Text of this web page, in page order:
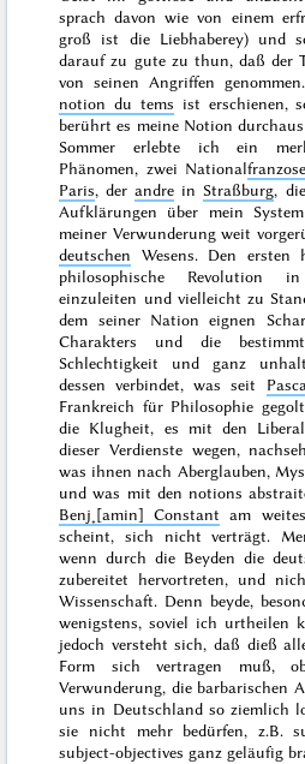
sprach davon wie von einem
groß ist die Liebhaberey) und
darauf zu gute zu thun, daß der
von seinen Angriffen
notion du tems ist erschienen,
berührt es meine Notion
Sommer erlebte ich ein
Phänomen, zwei National
Paris, derandre in Straßburg,
Aufklärungen über mein
meiner Verwunderung weit
deutschen Wesens. Den
philosophische Revolution
einzuleiten und vielleicht zu
dem seiner Nation eignen
Charakters und die
Schlechtigkeit und ganz
dessen verbindet, was seit
Frankreich für Philosophie
die Klugheit, es mit den
dieser Verdienste wegen,
was ihnen nach Aberglauben,
und was mit den notions
Benj˖[amin] Constant am
scheint, sich nicht verträgt.
wenn durch die Beyden die
zubereitet hervortreten, und
Wissenschaft. Denn beyde,
wenigstens, soviel ich urtheilen
jedoch versteht sich, daß dieß
Form sich vertragen muß,
Verwunderung, die barbarischen
uns in Deutschland so ziemlich
sie nicht mehr bedürfen, z.B.
subject-objectives ganz geläufig